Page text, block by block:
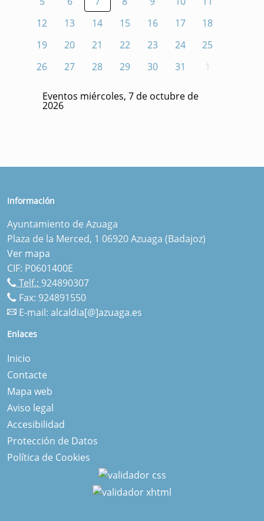
12
13 14 15 16 17
18
19
20 21 22 23 24
25
26
27 28 29 30 31 1
Eventos miércoles, 7 de octubre de
2026
Información
Ayuntamiento de Azuaga
Plaza de la Merced, 1 06920 Azuaga (Badajoz)
Ver mapa
CIF: P0601400E
Telf.: 924890307
Fax: 924891550
E-mail: alcaldia[@]azuaga.es
Enlaces
Inicio
Contacte
Mapa web
Aviso legal
Accesibilidad
Protección de Datos
Política de Cookies